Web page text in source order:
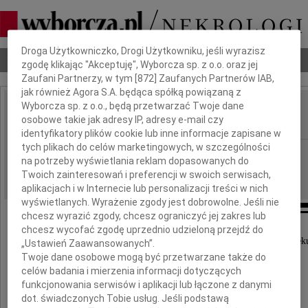
Nekrologi Odeszli Poradnik pogrzebowy
IMIĘ I NAZWISKO: Edward Kurowski
REGION: Warszawa
DATA EMISJI: 28.10.2025
Dnia 20 października 2025 roku odszedł od nas w
Dbamy o Twoją prywatność
Droga Użytkowniczko, Drogi Użytkowniku, jeśli wyrazisz
zgodę klikając "Akceptuję", Wyborcza sp. z o.o. oraz jej
Zaufani Partnerzy, w tym [872 ] Zaufanych Partnerów IAB,
jak również Agora S.A. będąca spółką powiązaną z
Wyborcza sp. z o.o., będą przetwarzać Twoje dane
osobowe takie jak adresy IP, adresy e-mail czy
identyfikatory plików cookie lub inne informacje zapisane w
tych plikach do celów marketingowych, w szczególności
na potrzeby wyświetlania reklam dopasowanych do
Twoich zainteresowań i preferencji w swoich serwisach,
aplikacjach i w Internecie lub personalizacji treści w nich
wyświetlanych. Wyrażenie zgody jest dobrowolne. Jeśli nie
chcesz wyrazić zgody, chcesz ograniczyć jej zakres lub
chcesz wycofać zgodę uprzednio udzieloną przejdź do
„Ustawień Zaawansowanych”.
Twoje dane osobowe mogą być przetwarzane także do
celów badania i mierzenia informacji dotyczących
funkcjonowania serwisów i aplikacji lub łączone z danymi
dot. świadczonych Tobie usług. Jeśli podstawą